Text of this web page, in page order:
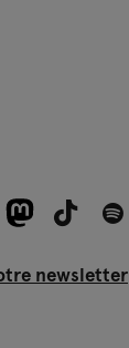
newsletter